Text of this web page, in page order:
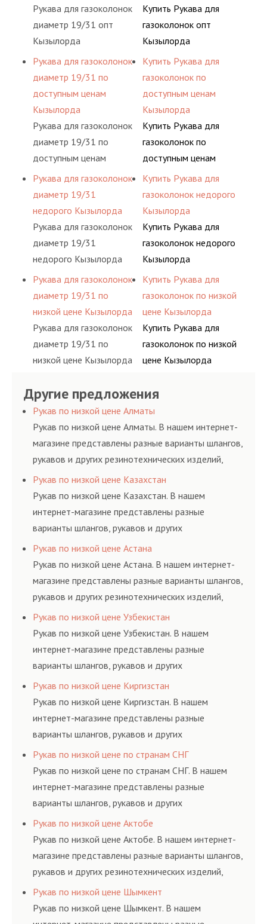
Рукава для газоколонок
диаметр 19/31 опт
Кызылорда
Рукава для газоколонок
диаметр 19/31 по
доступным ценам
Кызылорда
Рукава для газоколонок
диаметр 19/31 по
доступным ценам
Кызылорда
Рукава для газоколонок
диаметр 19/31
недорого Кызылорда
Рукава для газоколонок
диаметр 19/31
недорого Кызылорда
Рукава для газоколонок
диаметр 19/31 по
низкой цене Кызылорда
Рукава для газоколонок
диаметр 19/31 по
низкой цене Кызылорда
Купить Рукава для
газоколонок опт
Кызылорда
Купить Рукава для
газоколонок по
доступным ценам
Кызылорда
Купить Рукава для
газоколонок по
доступным ценам
Кызылорда
Купить Рукава для
газоколонок недорого
Кызылорда
Купить Рукава для
газоколонок недорого
Кызылорда
Купить Рукава для
газоколонок по низкой
цене Кызылорда
Купить Рукава для
газоколонок по низкой
цене Кызылорда
Другие предложения
Рукав по низкой цене Алматы
Рукав по низкой цене Алматы. В нашем интернет-
магазине представлены разные варианты шлангов,
рукавов и других резинотехнических изделий,
соответствующих ГОСТам, техническим условиям
и нормативам.
Рукав по низкой цене Казахстан
Рукав по низкой цене Казахстан. В нашем
интернет-магазине представлены разные
варианты шлангов, рукавов и других
резинотехнических изделий, соответствующих
ГОСТам, техническим условиям и нормативам.
Рукав по низкой цене Астана
Рукав по низкой цене Астана. В нашем интернет-
магазине представлены разные варианты шлангов,
рукавов и других резинотехнических изделий,
соответствующих ГОСТам, техническим условиям
и нормативам.
Рукав по низкой цене Узбекистан
Рукав по низкой цене Узбекистан. В нашем
интернет-магазине представлены разные
варианты шлангов, рукавов и других
резинотехнических изделий, соответствующих
ГОСТам, техническим условиям и нормативам.
Рукав по низкой цене Киргизстан
Рукав по низкой цене Киргизстан. В нашем
интернет-магазине представлены разные
варианты шлангов, рукавов и других
резинотехнических изделий, соответствующих
ГОСТам, техническим условиям и нормативам.
Рукав по низкой цене по странам СНГ
Рукав по низкой цене по странам СНГ. В нашем
интернет-магазине представлены разные
варианты шлангов, рукавов и других
резинотехнических изделий, соответствующих
ГОСТам, техническим условиям и нормативам.
Рукав по низкой цене Актобе
Рукав по низкой цене Актобе. В нашем интернет-
магазине представлены разные варианты шлангов,
рукавов и других резинотехнических изделий,
соответствующих ГОСТам, техническим условиям
и нормативам.
Рукав по низкой цене Шымкент
Рукав по низкой цене Шымкент. В нашем